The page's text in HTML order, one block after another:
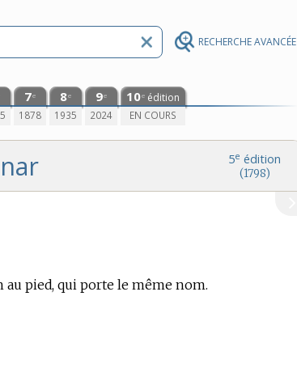
RECHERCHE AVANCÉE
7e
1878
8e
1935
9e
2024
10e édition
EN COURS
5e édition
(1798)
pied, qui porte le même nom.